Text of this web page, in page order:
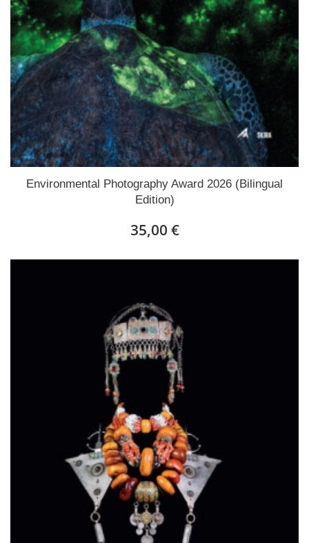
Environmental Photography Award 2026 (Bilingual
Edition)
35,00 €